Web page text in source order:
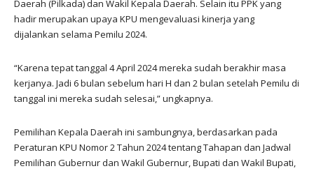
Daerah (Pilkada) dan Wakil Kepala Daerah. Selain itu PPK yang
hadir merupakan upaya KPU mengevaluasi kinerja yang
dijalankan selama Pemilu 2024.
“Karena tepat tanggal 4 April 2024 mereka sudah berakhir masa
kerjanya. Jadi 6 bulan sebelum hari H dan 2 bulan setelah Pemilu di
tanggal ini mereka sudah selesai,” ungkapnya.
Pemilihan Kepala Daerah ini sambungnya, berdasarkan pada
Peraturan KPU Nomor 2 Tahun 2024 tentang Tahapan dan Jadwal
Pemilihan Gubernur dan Wakil Gubernur, Bupati dan Wakil Bupati,